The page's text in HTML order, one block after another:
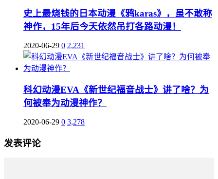
史上最烧钱的日本动漫《鸦karas》，虽不敢称
神作，15年后今天依然吊打各路动漫！
2020-06-29 0 2,231
科幻动漫EVA《新世纪福音战士》讲了啥？为
何被奉为动漫神作？
2020-06-29 0 3,278
发表评论